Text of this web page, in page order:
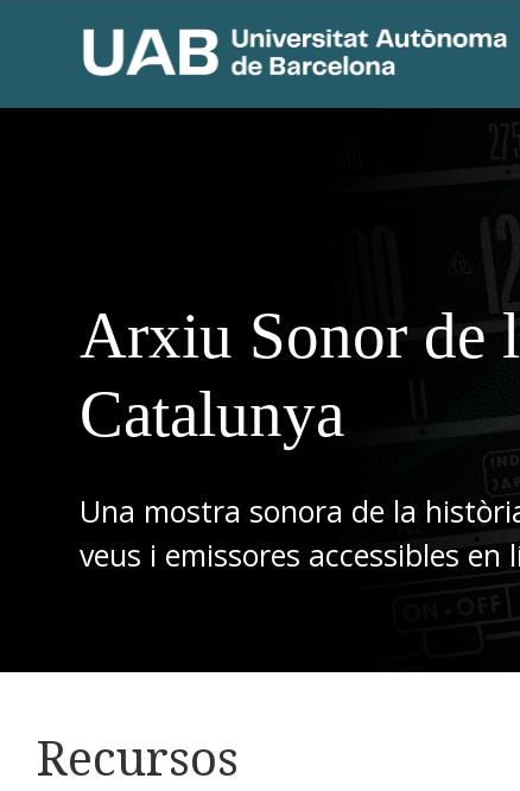
Arxiu Sonor de
Catalunya
Una mostra sonora de la
veus i emissores accessibles en
Recursos